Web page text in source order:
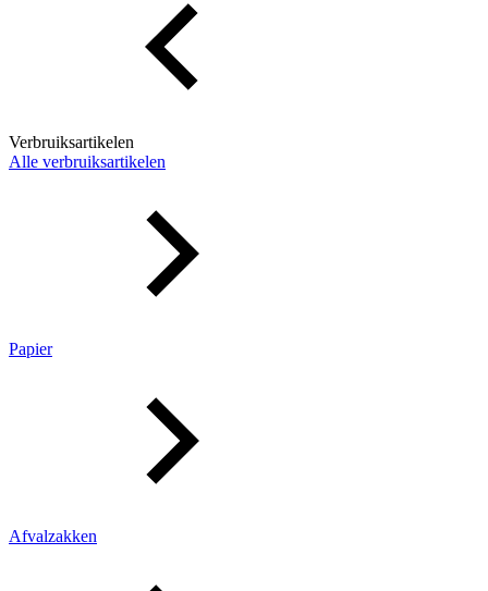
Verbruiksartikelen
Alle verbruiksartikelen
Papier
Afvalzakken